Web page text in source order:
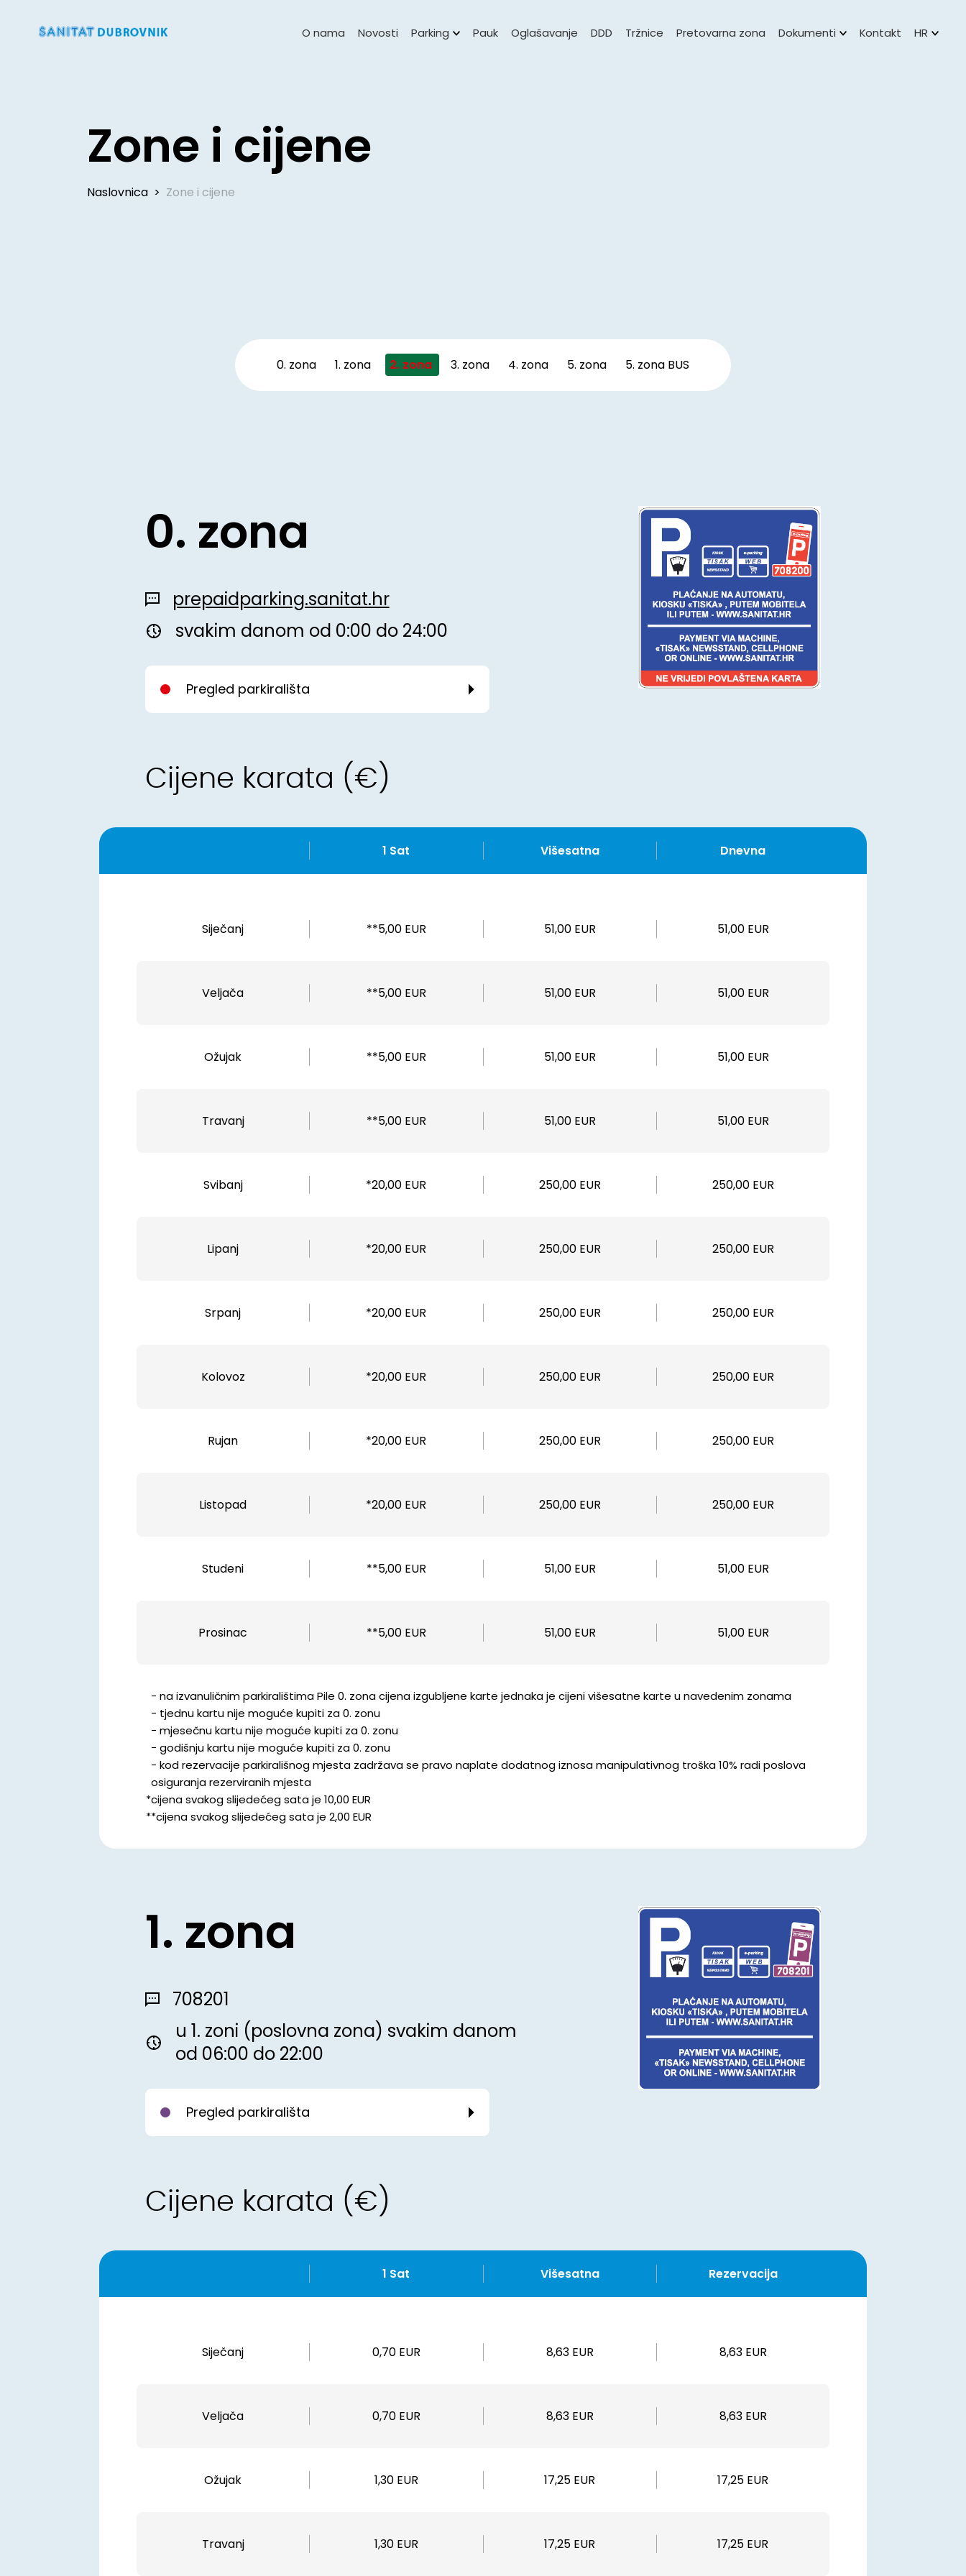
O nama Novosti Parking Pauk Oglašavanje DDD Tržnice Pretovarna zona Dokumenti Kontakt HR
Zone i cijene
Naslovnica > Zone i cijene
0. zona 1. zona 2. zona 3. zona 4. zona 5. zona 5. zona BUS
0. zona
prepaidparking.sanitat.hr
svakim danom od 0:00 do 24:00
Pregled parkirališta
Cijene karata (€)
1 Sat Višesatna Dnevna
Siječanj **5,00 EUR 51,00 EUR 51,00 EUR
Veljača **5,00 EUR 51,00 EUR 51,00 EUR
Ožujak **5,00 EUR 51,00 EUR 51,00 EUR
Travanj **5,00 EUR 51,00 EUR 51,00 EUR
Svibanj *20,00 EUR 250,00 EUR 250,00 EUR
Lipanj *20,00 EUR 250,00 EUR 250,00 EUR
Srpanj *20,00 EUR 250,00 EUR 250,00 EUR
Kolovoz *20,00 EUR 250,00 EUR 250,00 EUR
Rujan *20,00 EUR 250,00 EUR 250,00 EUR
Listopad *20,00 EUR 250,00 EUR 250,00 EUR
Studeni **5,00 EUR 51,00 EUR 51,00 EUR
Prosinac **5,00 EUR 51,00 EUR 51,00 EUR
− na izvanuličnim parkiralištima Pile 0. zona cijena izgubljene karte jednaka je cijeni višesatne karte u navedenim zonama
− tjednu kartu nije moguće kupiti za 0. zonu
− mjesečnu kartu nije moguće kupiti za 0. zonu
− godišnju kartu nije moguće kupiti za 0. zonu
− kod rezervacije parkirališnog mjesta zadržava se pravo naplate dodatnog iznosa manipulativnog troška 10% radi poslova
osiguranja rezerviranih mjesta
cijena svakog slijedećeg sata je 10,00 EUR
*cijena svakog slijedećeg sata je 2,00 EUR
1. zona
708201
u 1. zoni (poslovna zona) svakim danom
od 06:00 do 22:00
Pregled parkirališta
Cijene karata (€)
1 Sat Višesatna Rezervacija
Siječanj 0,70 EUR 8,63 EUR 8,63 EUR
Veljača 0,70 EUR 8,63 EUR 8,63 EUR
Ožujak 1,30 EUR 17,25 EUR 17,25 EUR
Travanj 1,30 EUR 17,25 EUR 17,25 EUR